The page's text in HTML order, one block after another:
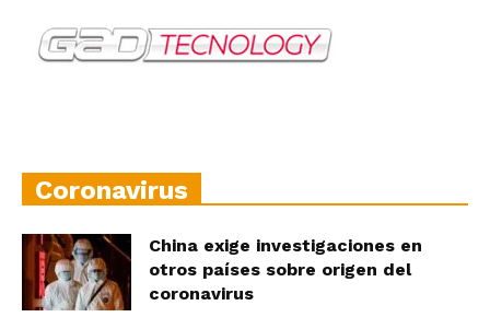
Coronavirus
China exige investigaciones en
otros países sobre origen del
coronavirus